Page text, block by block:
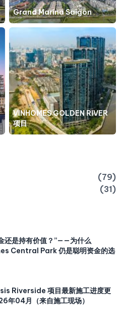
Grand Marina Saigon
VINHOMES GOLDEN RIVER
项目
(79)
(31)
还是持有价值？”——为什么
Central Park 仍是聪明资金的选
Riverside 项目最新施工进度更
年04月（来自施工现场）